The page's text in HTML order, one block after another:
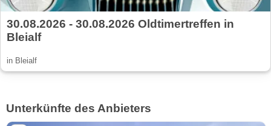
30.08.2026 - 30.08.2026 Oldtimertreffen in
Bleialf
in Bleialf
Unterkünfte des Anbieters